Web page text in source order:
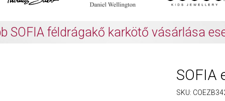
SABO: Gyűjtsön és spóroljon További
SOFIA
SKU: